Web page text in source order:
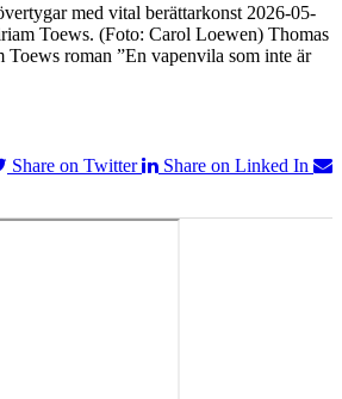
med vital berättarkonst 2026-05-
Toews. (Foto: Carol Loewen) Thomas
roman ”En vapenvila som inte är
Share on Twitter
Share on Linked In